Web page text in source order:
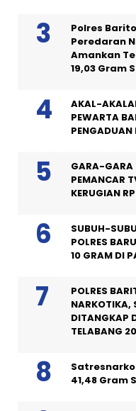
Polres
Peredaran
Amankan
19,03 Gram
AKAL-
PEWARTA
PENGADUAN
GARA-GARA
PEMANCAR
KERUGIAN
SUBUH-
POLRES
10 GRAM DI
POLRES
NARKOTIKA,
DITANGKAP
TELABANG
41,48 Gram